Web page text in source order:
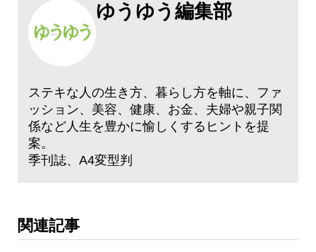
ゆうゆう編集部
ステキな人の生き方、暮らし方を軸に、ファ
ッション、美容、健康、お金、夫婦や親子関
係など人生を豊かに愉しくするヒントを提
案。
季刊誌、A4変型判
関連記事